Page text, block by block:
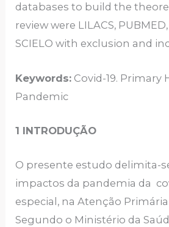
databases to build the
review were LILACS,
SCIELO with exclusion and
Keywords: Covid-19. Primary
Pandemic
1 INTRODUÇÃO
O presente estudo delimita-
impactos da pandemia da
especial, na Atenção Primária
Segundo o Ministério da